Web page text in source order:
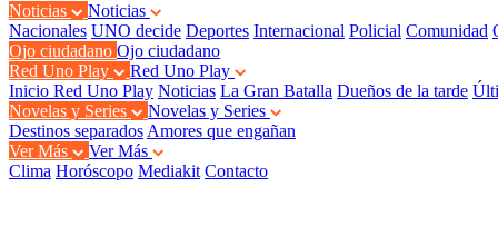
Noticias
Noticias
Nacionales UNO decide Deportes Internacional Policial Comunidad
Ojo ciudadano Ojo ciudadano
Red Uno Play
Red Uno Play
Inicio Red Uno Play Noticias La Gran Batalla Dueños de la tarde
Novelas y Series
Novelas y Series
Destinos separados Amores que engañan
Ver Más
Ver Más
Clima Horóscopo Mediakit Contacto